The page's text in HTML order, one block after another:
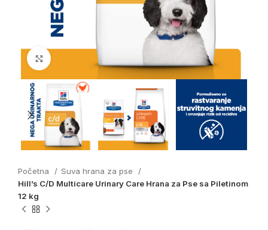
Click to enlarge
Početna
Suva hrana za pse
Hill’s C/D Multicare Urinary Care Hrana za Pse sa Piletinom
12 kg